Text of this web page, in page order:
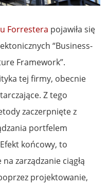
Forrestera pojawiła się
“Business-
Framework”.
tej firmy, obecnie
Z tego
zaczerpnięte z
portfelem
końcowy, to
zarządzanie ciągłą
projektowanie,